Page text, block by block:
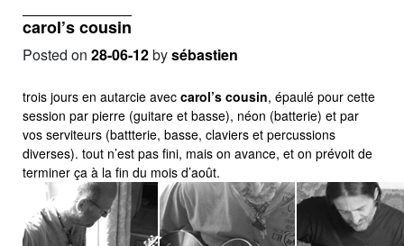
carol’s cousin
Posted on 28-06-12bysébastien
trois jours en autarcie avec carol’s cousin, épaulé pour cette
session par pierre (guitare et basse), néon (batterie) et par
vos serviteurs (battterie, basse, claviers et percussions
diverses). tout n’est pas fini, mais on avance, et on prévoit de
terminer ça à la fin du mois d’août.